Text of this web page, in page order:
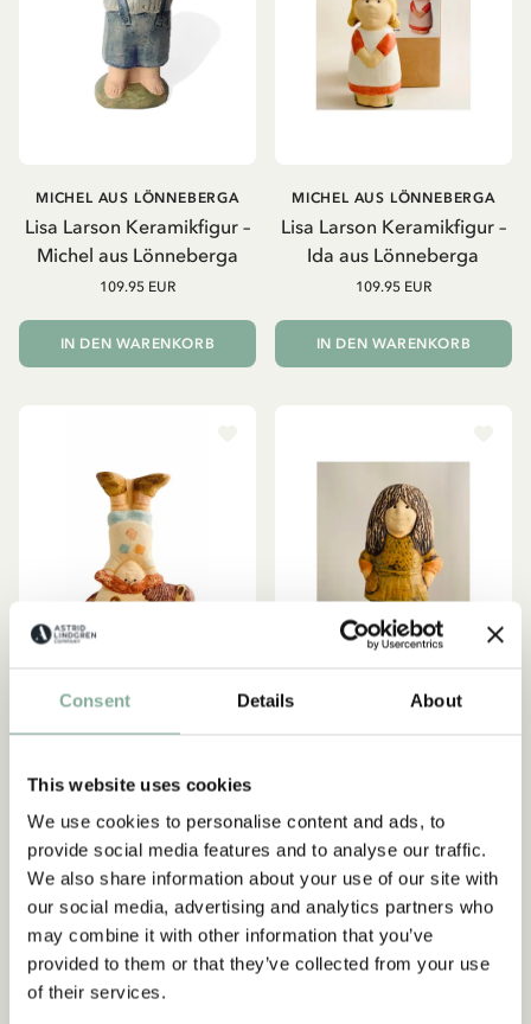
Consent Details About
This website uses cookies
We use cookies to personalise content and ads, to
provide social media features and to analyse our traffic.
We also share information about your use of our site with
our social media, advertising and analytics partners who
may combine it with other information that you’ve
provided to them or that they’ve collected from your use
of their services.
Lisa Larson Keramikfigur –
Michel aus Lönneberga
MICHEL AUS LÖNNEBERGA
109.95 EUR
IN DEN WARENKORB
Lisa Larson Keramikfigur –
Ida aus Lönneberga
MICHEL AUS LÖNNEBERGA
109.95 EUR
IN DEN WARENKORB
Keramikfigur - Pippi
stemmt den Kleinen Onkel
210.95 EUR
IN DEN WARENKORB
Ronja
109.95 EUR
IN DEN WARENKORB
Abonnieren Sie unseren
Newsletter und erhalten Sie 10
% Rabatt!
Werden Sie Abonnent des Astrid Lindgren Store
Newsletters und erhalten Sie exklusive
Angebote sowie spannende Fakten über Astrid
Lindgren. Zusätzlich erhalten Sie 10 % Rabatt auf
Ihren ersten Einkauf!